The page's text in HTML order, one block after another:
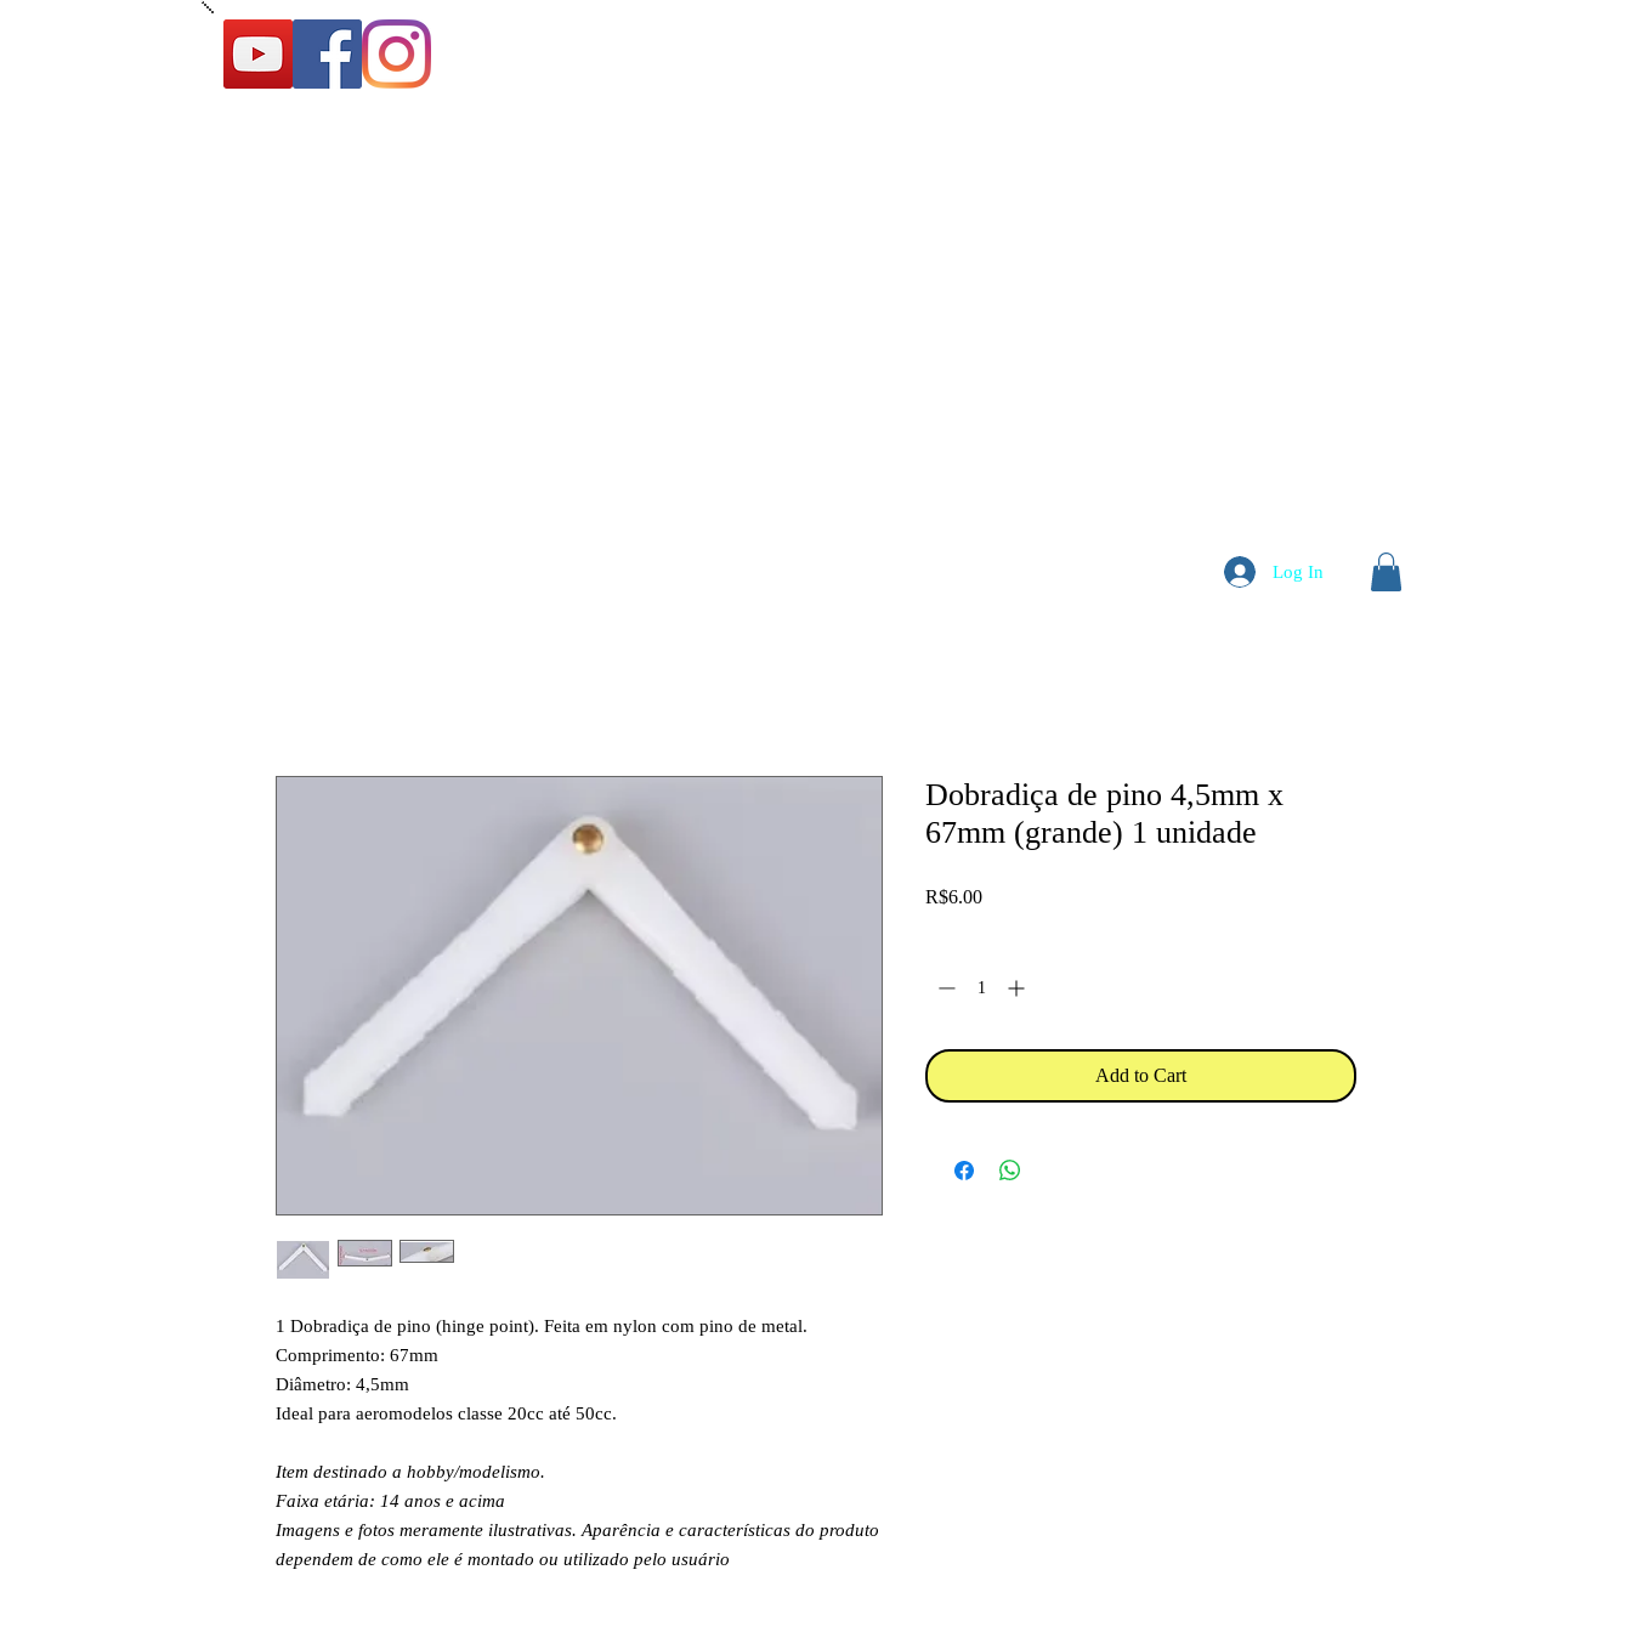
Log In
1 Dobradiça de pino (hinge point). Feita em nylon com pino de metal.
Comprimento: 67mm
Diâmetro: 4,5mm
Ideal para aeromodelos classe 20cc até 50cc.
Item destinado a hobby/modelismo.
Faixa etária: 14 anos e acima
Imagens e fotos meramente ilustrativas. Aparência e características do produto
dependem de como ele é montado ou utilizado pelo usuário
Dobradiça de pino 4,5mm x
67mm (grande) 1 unidade
R$6.00Price
Add to Cart